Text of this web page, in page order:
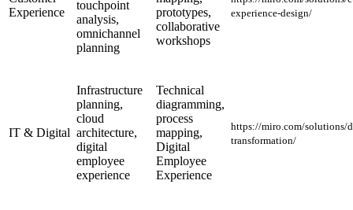
Experience
touchpoint
analysis,
omnichannel
planning
prototypes,
collaborative
workshops
experience-design/
IT & Digital
Infrastructure
planning,
cloud
architecture,
digital
employee
experience
Technical
diagramming,
process
mapping,
Digital
Employee
Experience
https://miro.com/solutions/
transformation/